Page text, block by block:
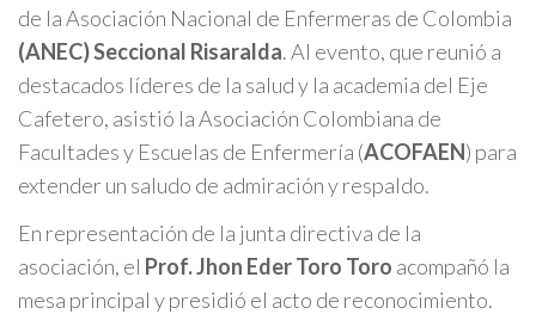
de la Asociación Nacional de Enfermeras de Colombia
(ANEC) Seccional Risaralda. Al evento, que reunió a
destacados líderes de la salud y la academia del Eje
Cafetero, asistió la Asociación Colombiana de
Facultades y Escuelas de Enfermería (ACOFAEN) para
extender un saludo de admiración y respaldo.
En representación de la junta directiva de la
asociación, el Prof. Jhon Eder Toro Toro acompañó la
mesa principal y presidió el acto de reconocimiento.